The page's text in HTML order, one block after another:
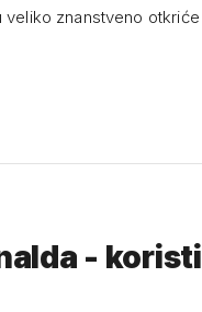
znanstveno otkriće
-